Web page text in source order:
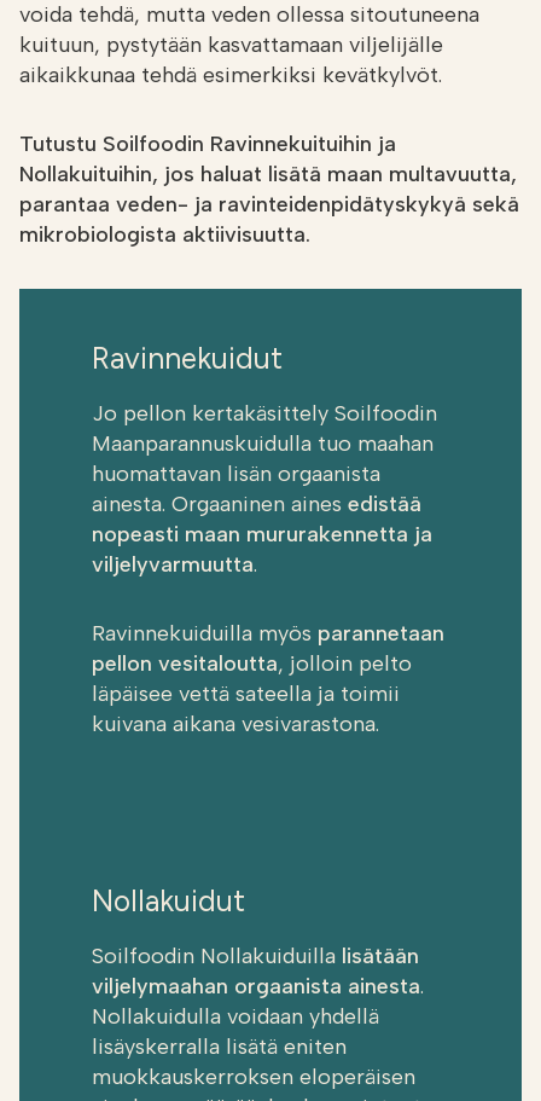
voida tehdä, mutta veden ollessa sitoutuneena
kuituun, pystytään kasvattamaan viljelijälle
aikaikkunaa tehdä esimerkiksi kevätkylvöt.
Tutustu Soilfoodin Ravinnekuituihin ja
Nollakuituihin, jos haluat lisätä maan multavuutta,
parantaa veden- ja ravinteidenpidätyskykyä sekä
mikrobiologista aktiivisuutta.
Ravinnekuidut
Jo pellon kertakäsittely Soilfoodin
Maanparannuskuidulla tuo maahan
huomattavan lisän orgaanista
ainesta. Orgaaninen aines edistää
nopeasti maan mururakennetta ja
viljelyvarmuutta.
Ravinnekuiduilla myös parannetaan
pellon vesitaloutta, jolloin pelto
läpäisee vettä sateella ja toimii
kuivana aikana vesivarastona.
Nollakuidut
Soilfoodin Nollakuiduilla lisätään
viljelymaahan orgaanista ainesta.
Nollakuidulla voidaan yhdellä
lisäyskerralla lisätä eniten
muokkauskerroksen eloperäisen